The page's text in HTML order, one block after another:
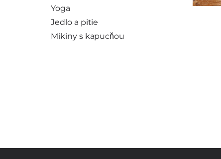
Yoga
Jedlo a pitie
Mikiny s kapucňou